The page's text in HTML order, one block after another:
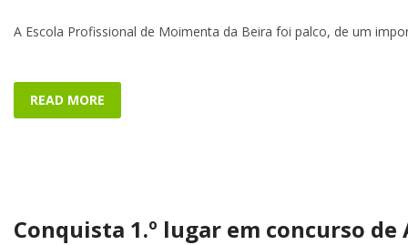
A Escola Profissional de Moimenta da Beira foi palco, de um
READ MORE
Conquista 1.º lugar em concurso